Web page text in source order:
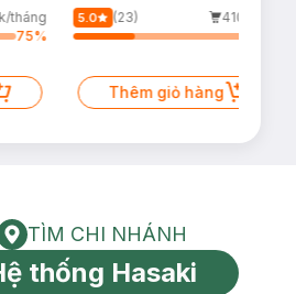
tháng
75%
60ml (Mới)
5.0 (23)
410/tháng
Thêm giỏ hàng
Tìm chi nhánh
TÌM CHI NHÁNH
thống Hasaki